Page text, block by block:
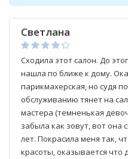
Светлана
Сходила этот салон. До
нашла по ближе к дому.
парикмахерская, но судя
обслуживанию тянет на
мастера (темненькая
забыла как зовут, вот она
лет. Покрасила меня так,
красоты, оказывается что